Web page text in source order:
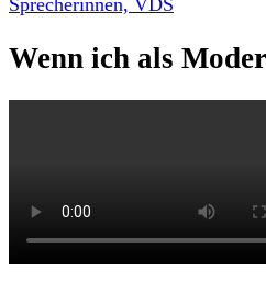
Wenn ich als